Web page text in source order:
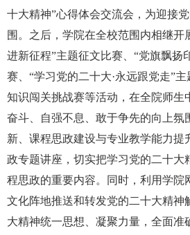
十大精神”心得体会交流会，为迎接
围。之后，学院在全校范围内相继开
进新征程”主题征文比赛、“党旗飘扬
赛、“学习党的二十大·永远跟党走”
知识闯关挑战赛等活动，在全院师生
奋斗、自强不息、敢于争先的向上氛
新、课程思政建设与专业教学能力提
政专题讲座，切实把学习党的二十大
程思政的重要内容。同时，利用学院
文化阵地推送和转发党的二十大精神
大精神统一思想、凝聚力量，全面准